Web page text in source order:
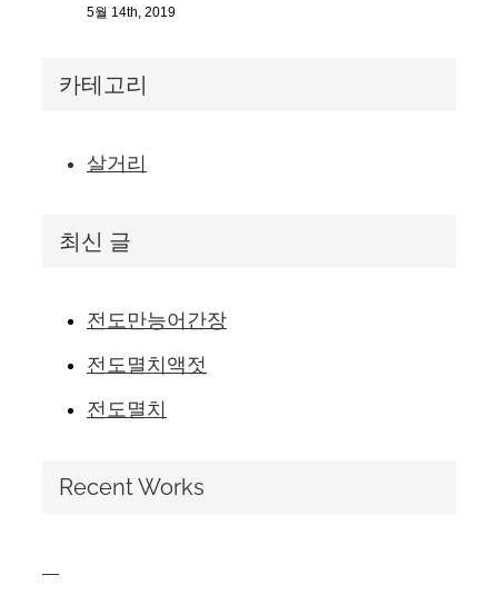
5월 14th, 2019
카테고리
살거리
최신 글
전도만능어간장
전도멸치액젓
전도멸치
Recent Works